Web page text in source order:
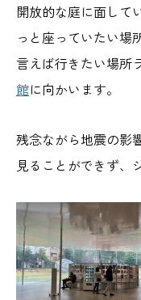
開放的な庭に面して
っと座っていたい場
言えば行きたい場所
館に向かいます。
残念ながら地震の影
見ることができず、